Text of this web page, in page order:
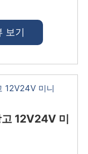
보기
12V24V 미